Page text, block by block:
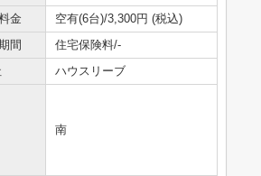
金
空有(6台)/3,300円 (税込)
間
住宅保険料/-
ハウスリーブ
南